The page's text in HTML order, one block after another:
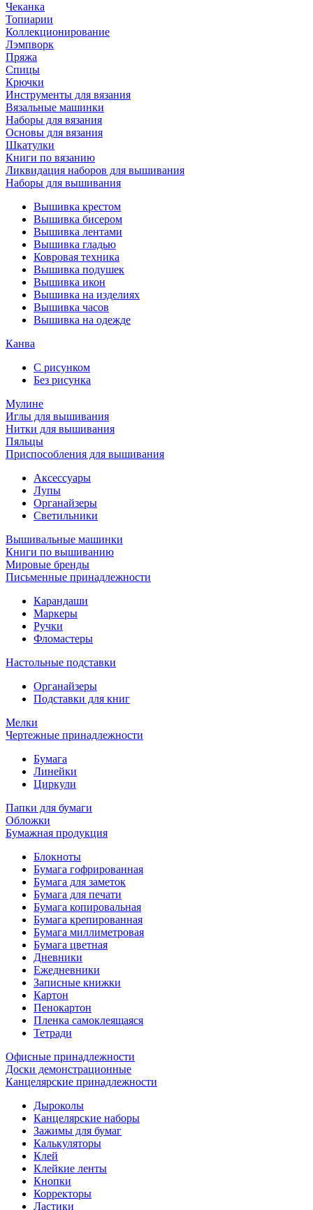
Чеканка
Топиарии
Коллекционирование
Лэмпворк
Пряжа
Спицы
Крючки
Инструменты для вязания
Вязальные машинки
Наборы для вязания
Основы для вязания
Шкатулки
Книги по вязанию
Ликвидация наборов для вышивания
Наборы для вышивания
Вышивка крестом
Вышивка бисером
Вышивка лентами
Вышивка гладью
Ковровая техника
Вышивка подушек
Вышивка икон
Вышивка на изделиях
Вышивка часов
Вышивка на одежде
Канва
С рисунком
Без рисунка
Мулине
Иглы для вышивания
Нитки для вышивания
Пяльцы
Приспособления для вышивания
Аксессуары
Лупы
Органайзеры
Светильники
Вышивальные машинки
Книги по вышиванию
Мировые бренды
Письменные принадлежности
Карандаши
Маркеры
Ручки
Фломастеры
Настольные подставки
Органайзеры
Подставки для книг
Мелки
Чертежные принадлежности
Бумага
Линейки
Циркули
Папки для бумаги
Обложки
Бумажная продукция
Блокноты
Бумага гофрированная
Бумага для заметок
Бумага для печати
Бумага копировальная
Бумага крепированная
Бумага миллиметровая
Бумага цветная
Дневники
Ежедневники
Записные книжки
Картон
Пенокартон
Пленка самоклеящаяся
Тетради
Офисные принадлежности
Доски демонстрационные
Канцелярские принадлежности
Дыроколы
Канцелярские наборы
Зажимы для бумаг
Калькуляторы
Клей
Клейкие ленты
Кнопки
Корректоры
Ластики